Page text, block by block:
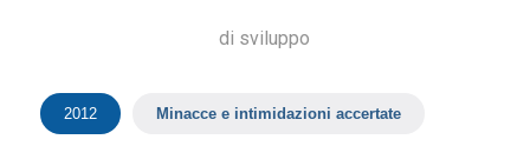
di sviluppo
2012 Minacce e intimidazioni accertate